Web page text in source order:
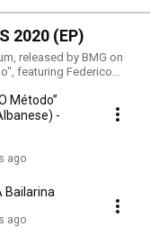
2020 (EP)
released by BMG on
featuring Federico
is the EP that
lockdown.
Método”
-
ago
Bailarina
ago